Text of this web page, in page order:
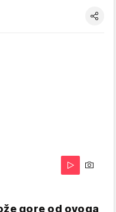
gore od ovoga